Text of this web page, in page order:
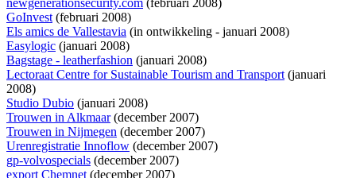
newgenerationsecurity.com (februari 2008)
GoInvest(februari 2008)
Els amics de Vallestavia (in ontwikkeling - januari 2008)
Easylogic (januari 2008)
Bagstage - leatherfashion (januari 2008)
Lectoraat Centre for Sustainable Tourism and Transport(januari
2008)
Studio Dubio (januari 2008)
Trouwen in Alkmaar(december 2007)
Trouwen in Nijmegen (december 2007)
Urenregistratie Innoflow (december 2007)
gp-volvospecials (december 2007)
export Chemnet(december 2007)